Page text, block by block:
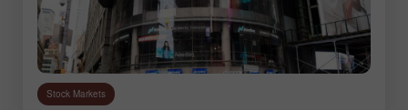
Stock Markets